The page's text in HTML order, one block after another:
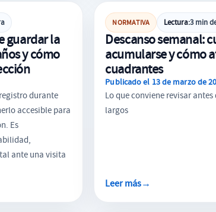
guardar la
y cómo
durante
accesible para
Es
ante una visita
NORMATIVA Lectura:3 min
Descanso semanal:
acumularse y cómo
cuadrantes
Publicado el 13 de marzo de
Lo que conviene revisar
largos
Leer más→